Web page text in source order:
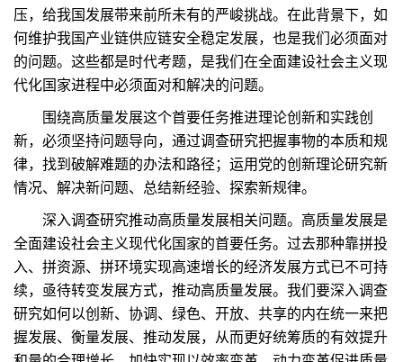
压，给我国发展带来前所未有的严峻挑战。在此背景下，如
何维护我国产业链供应链安全稳定发展，也是我们必须面对
的问题。这些都是时代考题，是我们在全面建设社会主义现
代化国家进程中必须面对和解决的问题。
围绕高质量发展这个首要任务推进理论创新和实践创
新，必须坚持问题导向，通过调查研究把握事物的本质和规
律，找到破解难题的办法和路径；运用党的创新理论研究新
情况、解决新问题、总结新经验、探索新规律。
深入调查研究推动高质量发展相关问题。高质量发展是
全面建设社会主义现代化国家的首要任务。过去那种靠拼投
入、拼资源、拼环境实现高速增长的经济发展方式已不可持
续，亟待转变发展方式，推动高质量发展。我们要深入调查
研究如何以创新、协调、绿色、开放、共享的内在统一来把
握发展、衡量发展、推动发展，从而更好统筹质的有效提升